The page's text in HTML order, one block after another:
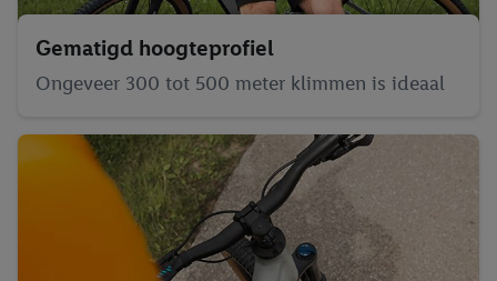
Gematigd hoogteprofiel
Ongeveer 300 tot 500 meter klimmen is ideaal